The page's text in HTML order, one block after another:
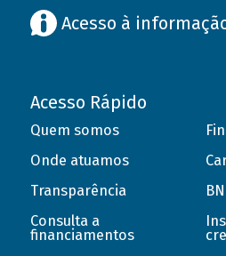
Acesso à
Acesso Rápido
Quem somos
Onde atuamos
Transparência
Consulta a
financiamentos